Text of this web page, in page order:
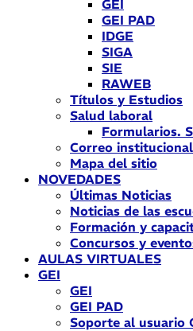
GEI
GEI PAD
IDGE
SIGA
SIE
RAWEB
Títulos y Estudios
Salud laboral
Formularios.
Correo institucional
Mapa del sitio
NOVEDADES
Últimas Noticias
Noticias de las
Formación y
Concursos y
AULAS VIRTUALES
GEI
GEI
GEI PAD
Soporte al usuario